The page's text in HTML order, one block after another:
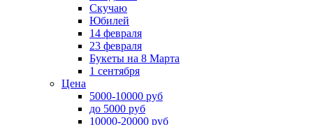
Скучаю
Юбилей
14 февраля
23 февраля
Букеты на 8 Марта
1 сентября
Цена
5000-10000 руб
до 5000 руб
10000-20000 руб